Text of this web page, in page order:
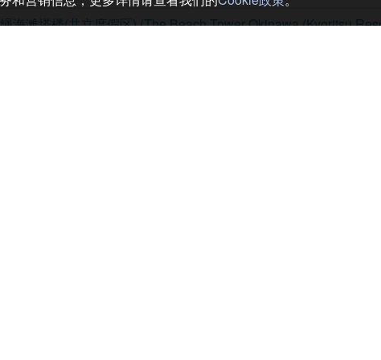
海滩塔楼(共立度假区) (The Beach Tower Okinawa (Kyoritsu